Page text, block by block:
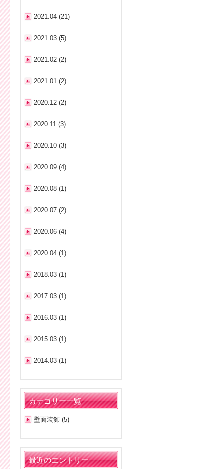
2021.04 (21)
2021.03 (5)
2021.02 (2)
2021.01 (2)
2020.12 (2)
2020.11 (3)
2020.10 (3)
2020.09 (4)
2020.08 (1)
2020.07 (2)
2020.06 (4)
2020.04 (1)
2018.03 (1)
2017.03 (1)
2016.03 (1)
2015.03 (1)
2014.03 (1)
カテゴリー一覧
壁面装飾 (5)
最近のエントリー